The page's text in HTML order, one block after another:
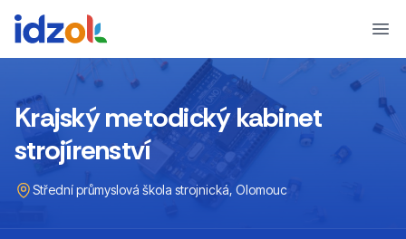
Krajský metodický kabinet
strojírenství
Střední průmyslová škola strojnická, Olomouc